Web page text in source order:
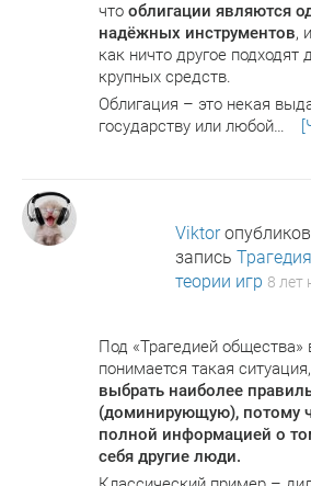
что облигации являются
надёжных инструментов,
как ничто другое подходят
крупных средств.
Облигация – это некая
государству или любой…
Viktor
запись
теории игр 8 лет
Под «Трагедией общества»
понимается такая
выбрать наиболее
(доминирующую), потому
полной информацией о
себя другие люди.